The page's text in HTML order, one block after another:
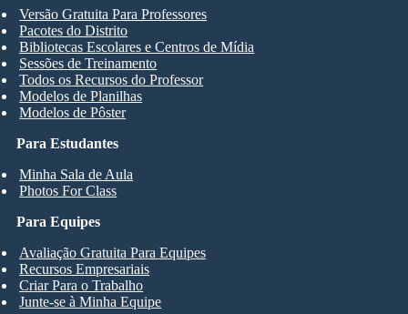
Para Estudantes
Minha Sala de Aula
Photos For Class
Versão Gratuita Para Professores
Pacotes do Distrito
Bibliotecas Escolares e Centros de Mídia
Sessões de Treinamento
Todos os Recursos do Professor
Modelos de Planilhas
Modelos de Pôster
Para Equipes
Avaliação Gratuita Para Equipes
Recursos Empresariais
Criar Para o Trabalho
Junte-se à Minha Equipe